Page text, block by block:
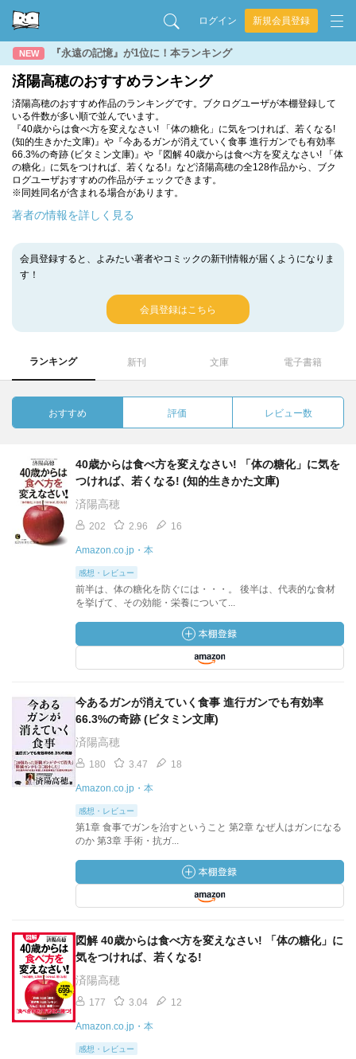
ログイン 新規会員登録
NEW 『永遠の記憶』が1位に！本ランキング
済陽高穂のおすすめランキング
済陽高穂のおすすめ作品のランキングです。ブクログユーザが本棚登録して
いる件数が多い順で並んでいます。
『40歳からは食べ方を変えなさい! 「体の糖化」に気をつければ、若くなる!
(知的生きかた文庫)』や『今あるガンが消えていく食事 進行ガンでも有効率
66.3%の奇跡 (ビタミン文庫)』や『図解 40歳からは食べ方を変えなさい! 「体
の糖化」に気をつければ、若くなる!』など済陽高穂の全128作品から、ブク
ログユーザおすすめの作品がチェックできます。
※同姓同名が含まれる場合があります。
著者の情報を詳しく見る
会員登録すると、よみたい著者やコミックの新刊情報が届くようになりま
す！
会員登録はこちら
ランキング 新刊 文庫 電子書籍
おすすめ 評価 レビュー数
40歳からは食べ方を変えなさい! 「体の糖化」に気を
つければ、若くなる! (知的生きかた文庫)
済陽高穂
202 2.96 16
Amazon.co.jp・本
感想・レビュー
前半は、体の糖化を防ぐには・・・。 後半は、代表的な食材
を挙げて、その効能・栄養について...
今あるガンが消えていく食事 進行ガンでも有効率
66.3%の奇跡 (ビタミン文庫)
済陽高穂
180 3.47 18
Amazon.co.jp・本
感想・レビュー
第1章 食事でガンを治すということ 第2章 なぜ人はガンになる
のか 第3章 手術・抗ガ...
図解 40歳からは食べ方を変えなさい! 「体の糖化」に
気をつければ、若くなる!
済陽高穂
177 3.04 12
Amazon.co.jp・本
感想・レビュー